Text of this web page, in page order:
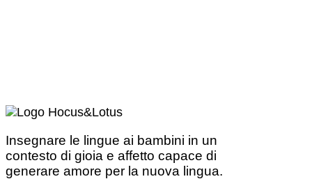
Insegnare le lingue ai bambini in un
contesto di gioia e affetto capace di
generare amore per la nuova lingua.